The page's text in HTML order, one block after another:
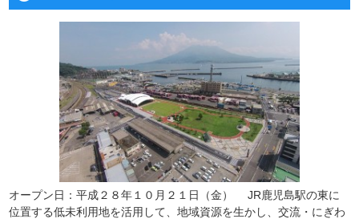
オープン日：平成２８年１０月２１日（金） JR鹿児島駅の東に
位置する低未利用地を活用して、地域資源を生かし、交流・にぎわ